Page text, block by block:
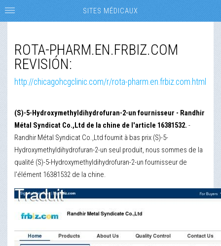
ROTA-PHARM.EN.FRBIZ.COM
REVISIÓN:
http://chicagohcgclinic.com/r/rota-pharm.en.frbiz.com.html
(S)-5-Hydroxymethyldihydrofuran-2-un fournisseur - Randhir
Métal Syndicat Co.,Ltd de la chine de l'article 16381532. -
Randhir Métal Syndicat Co.,Ltd fournit à bas prix (S)-5-
Hydroxymethyldihydrofuran-2-un seul produit, nous sommes de la
qualité (S)-5-Hydroxymethyldihydrofuran-2-un fournisseur de
l'élément 16381532 de la chine.
SITES MÉDICAUX